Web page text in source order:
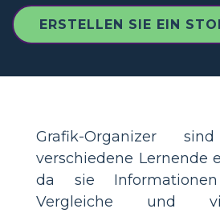
ERSTELLEN SIE EIN
Grafik-Organizer
verschiedene Lernende
da sie
Vergleiche und